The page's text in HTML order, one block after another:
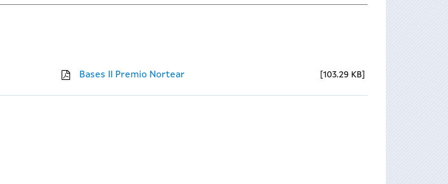
Bases II Premio Nortear 103.29 KB